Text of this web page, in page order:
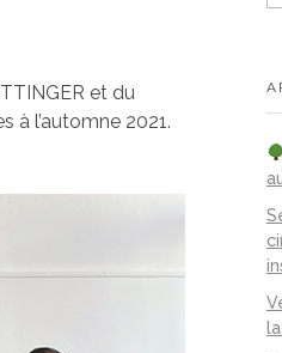
et du
à l’automne 2021.